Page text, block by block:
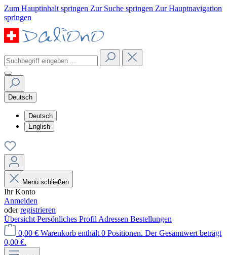
Zum Hauptinhalt springen Zur Suche springen Zur Hauptnavigation
springen
Deutsch
Deutsch
English
Menü schließen
Ihr Konto
Anmelden
oderregistrieren
Übersicht Persönliches Profil Adressen Bestellungen
0,00 € Warenkorb enthält 0 Positionen. Der Gesamtwert beträgt
0,00 €.